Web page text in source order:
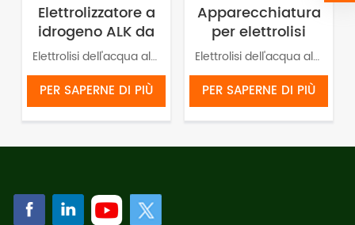
Elettrolizzatore a
idrogeno ALK da
5 Nm³/h, 25 kW,
elettrolisi
dell'acqua
Elettrolisi dell'acqua alcalina per la produzione di idrogeno verde. Il sistema comprende principalmente un'unità di alimentazione, un'unità PLC, uno stack elettrolizzatore, un'unità di circolazione alcalina, un'unità di separazione gas-liquido e un'unità di purificazione dell'idrogeno.
PER SAPERNE DI PIÙ
Apparecchiatura
per elettrolisi
dell'acqua
alcalina con
idrogeno da
15Nm³/h e 75KW
Elettrolisi dell'acqua alcalina per produzione di idrogeno verde. Il sistema comprende principalmente l'unità di alimentazione, Unità PLC, pila elettrolizzatore, unità di circolazione alcalina, unità di separazione gas-liquido e unità di purificazione dell'idrogeno.
PER SAPERNE DI PIÙ